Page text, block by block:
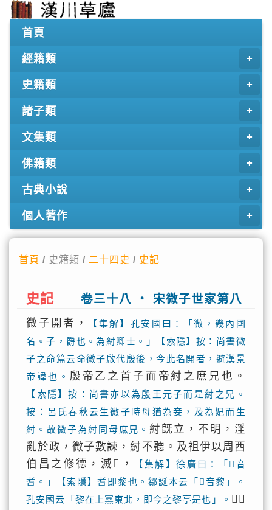
首頁
經籍類
史籍類
諸子類
文集類
佛籍類
古典小說
個人著作
首頁 / 史籍類 / 二十四史 / 史記
史記 卷三十八 ‧ 宋微子世家第八
微子開者，
【集解】孔安國曰：「微，畿內國
名。子，爵也。為紂卿士。」【索隱】按：尚書微
子之命篇云命微子啟代殷後，今此名開者，避漢景
帝諱也。 殷帝乙之首子而帝紂之庶兄也。
【索隱】按：尚書亦以為殷王元子而是紂之兄。
按：呂氏春秋云生微子時母猶為妾，及為妃而生
紂。故微子為紂同母庶兄。紂旣立，不明，淫
亂於政，微子數諫，紂不聽。及祖伊以周西
伯昌之修德，滅𨸒，
【集解】徐廣曰：「𨸒音
耆。」【索隱】耆即黎也。鄒誕本云「𨛫音黎」。
孔安國云「黎在上黨東北，即今之黎亭是也」。 𨸒國